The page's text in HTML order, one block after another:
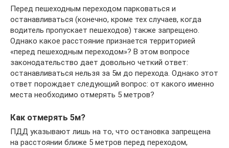
Перед пешеходным переходом парковаться и
останавливаться (конечно, кроме тех случаев, когда
водитель пропускает пешеходов) также запрещено.
Однако какое расстояние признается территорией
«перед пешеходным переходом»? В этом вопросе
законодательство дает довольно четкий ответ:
останавливаться нельзя за 5м до перехода. Однако этот
ответ порождает следующий вопрос: от какого именно
места необходимо отмерять 5 метров?
Как отмерять 5м?
ПДД указывают лишь на то, что остановка запрещена
на расстоянии ближе 5 метров перед переходом,